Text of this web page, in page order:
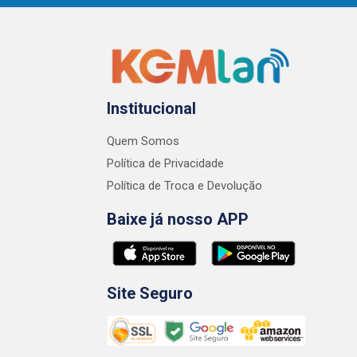
Institucional
Quem Somos
Política de Privacidade
Política de Troca e Devolução
Baixe já nosso APP
Site Seguro